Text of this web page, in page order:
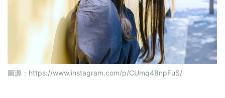
圖源： https://www.instagram.com/p/CUmq48npFuS/